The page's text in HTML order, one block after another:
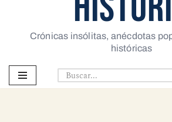
Crónicas insólitas, anécdotas
históricas